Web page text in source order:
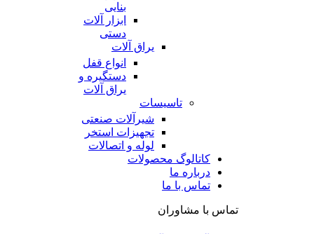
بنایی
ابزار آلات
دستی
یراق آلات
انواع قفل
دستگیره و
یراق آلات
تاسیسات
شیرآلات صنعتی
تجهیزات استخر
لوله و اتصالات
کاتالوگ محصولات
درباره ما
تماس با ما
تماس با مشاوران